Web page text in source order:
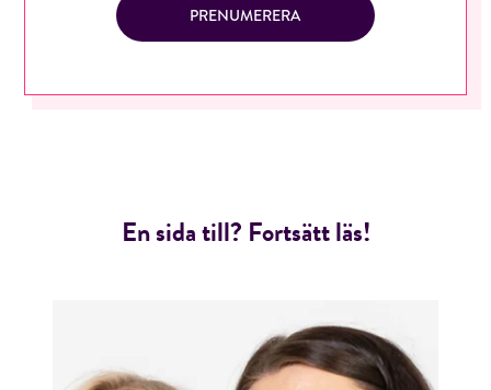
PRENUMERERA
En sida till? Fortsätt läs!